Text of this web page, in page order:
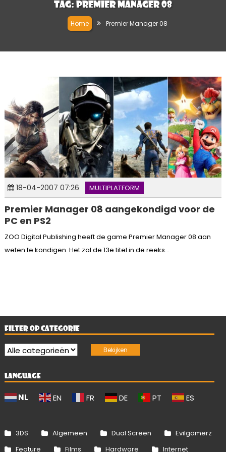
Tag: Premier Manager 08
Home Premier Manager 08
18-04-2007 07:26 MULTIPLATFORM
Premier Manager 08 aangekondigd voor de
PC en PS2
ZOO Digital Publishing heeft de game Premier Manager 08 aan
weten te kondigen. Het zal de 13e titel in de reeks...
FILTER OP CATEGORIE
LANGUAGE
NL EN FR DE PT ES
3DS Algemeen Dual Screen
Evilgamerz
Feature
Films Hardware Internet